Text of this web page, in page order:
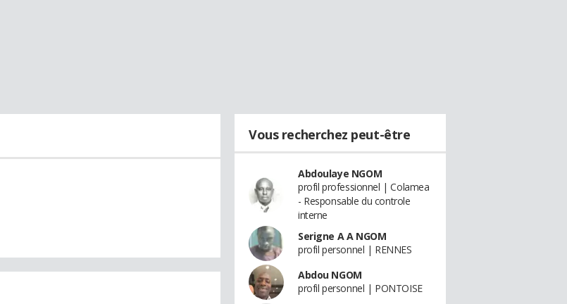
Vous recherchez peut-être
Abdoulaye NGOM
profil professionnel | Colamea
- Responsable du controle
interne
Serigne A A NGOM
profil personnel | RENNES
Abdou NGOM
profil personnel | PONTOISE